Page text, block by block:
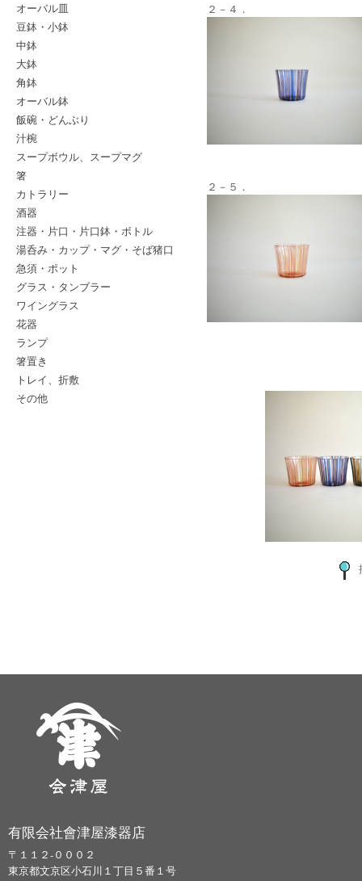
オーバル皿
豆鉢・小鉢
中鉢
大鉢
角鉢
オーバル鉢
飯碗・どんぶり
汁椀
スープボウル、スープマグ
箸
カトラリー
酒器
注器・片口・片口鉢・ボトル
湯呑み・カップ・マグ・そば猪口
急須・ポット
グラス・タンブラー
ワイングラス
花器
ランプ
箸置き
トレイ、折敷
その他
２－４．
２－５．
有限会社會津屋漆器店
〒１１２-０００２
東京都文京区小石川１丁目５番１号